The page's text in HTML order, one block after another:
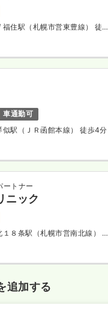
福住駅（札幌市営東豊線） 徒歩
車通勤可
似駅（ＪＲ函館本線） 徒歩4分
ートナー
ニック
１８条駅（札幌市営南北線） 徒
追加する